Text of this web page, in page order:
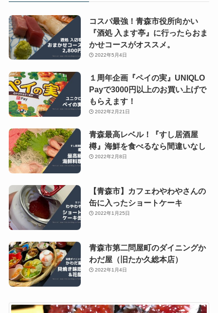
コスパ最強！青森市役所向かい
『酒処 入ます亭』に行ったらおま
かせコースがオススメ。
2022年5月4日
１周年企画『ペイの実』UNIQLO
Payで3000円以上のお買い上げで
もらえます！
2022年2月21日
青森最高レベル！『すし居酒屋
樽』海鮮を食べるなら間違いなし
2022年2月8日
【青森市】カフェわやわやさんの
缶に入ったショートケーキ
2022年1月25日
青森市第二問屋町のダイニングか
わだ屋（旧たか久総本店）
2022年1月4日